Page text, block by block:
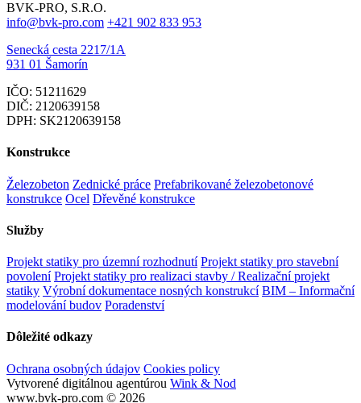
BVK-PRO, S.R.O.
info@bvk-pro.com +421 902 833 953
Senecká cesta 2217/1A
931 01 Šamorín
IČO: 51211629
DIČ: 2120639158
DPH: SK2120639158
Konstrukce
Železobeton Zednické práce Prefabrikované železobetonové
konstrukce Ocel Dřevěné konstrukce
Služby
Projekt statiky pro územní rozhodnutí Projekt statiky pro stavební
povolení Projekt statiky pro realizaci stavby / Realizační projekt
statiky Výrobní dokumentace nosných konstrukcí BIM – Informační
modelování budov Poradenství
Dôležité odkazy
Ochrana osobných údajov Cookies policy
Vytvorené digitálnou agentúrou Wink & Nod
www.bvk-pro.com © 2026